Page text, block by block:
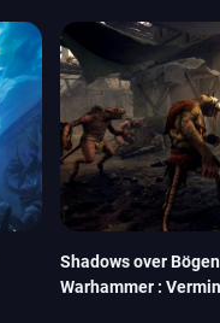
Shadows over
Warhammer :